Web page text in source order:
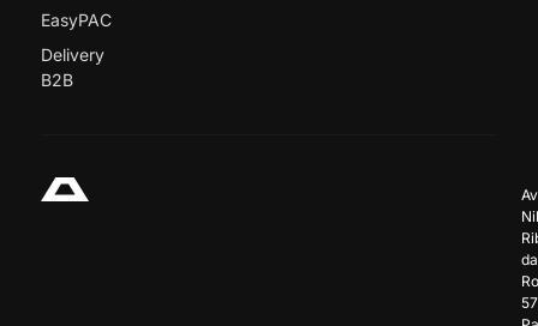
EasyPAC
Delivery
B2B
da